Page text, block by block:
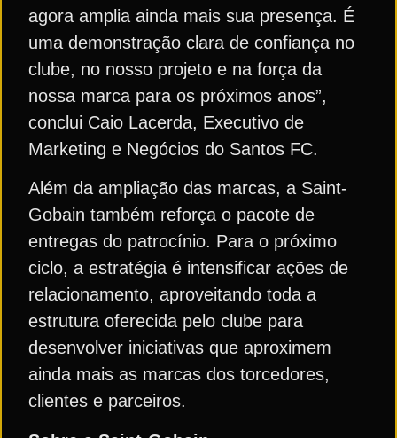
agora amplia ainda mais sua presença. É
uma demonstração clara de confiança no
clube, no nosso projeto e na força da
nossa marca para os próximos anos”,
conclui Caio Lacerda, Executivo de
Marketing e Negócios do Santos FC.
Além da ampliação das marcas, a Saint-
Gobain também reforça o pacote de
entregas do patrocínio. Para o próximo
ciclo, a estratégia é intensificar ações de
relacionamento, aproveitando toda a
estrutura oferecida pelo clube para
desenvolver iniciativas que aproximem
ainda mais as marcas dos torcedores,
clientes e parceiros.